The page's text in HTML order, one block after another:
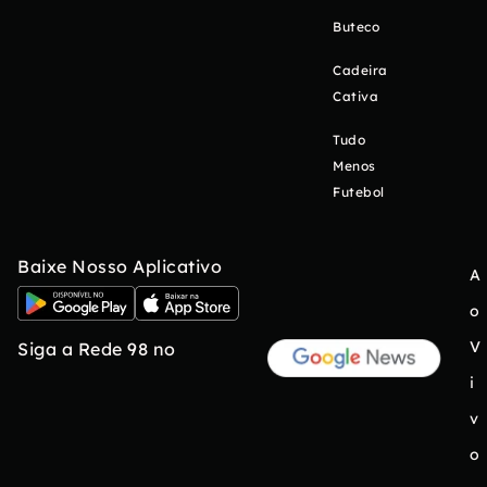
Buteco
Cadeira
Cativa
Tudo
Menos
Futebol
Baixe Nosso Aplicativo
Siga a Rede 98 no
A
o
V
i
v
o